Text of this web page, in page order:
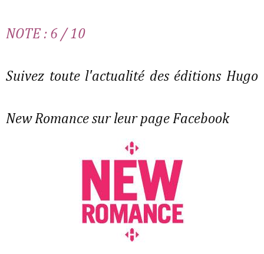
NOTE : 6 / 10
Suivez toute l'actualité des éditions Hugo
New Romance sur leur page Facebook